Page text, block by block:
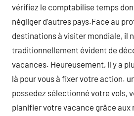
vérifiez le comptabilise temps
négliger d’autres pays.Face au
destinations à visiter mondiale, il
traditionnellement évident de
vacances. Heureusement, il y a
là pour vous à fixer votre action.
possedez sélectionné votre vols,
planifier votre vacance grâce aux